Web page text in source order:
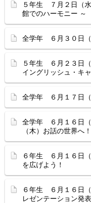
５年生 ７月２日（
館でのハーモニー ～
全学年 ６月３０日
５年生 ６月２３日
イングリッシュ・キ
全学年 ６月１７日
全学年 ６月１６日（
（木）お話の世界へ！
６年生 ６月１６日
を広げよう！
６年生 ６月１６日
レゼンテーション発